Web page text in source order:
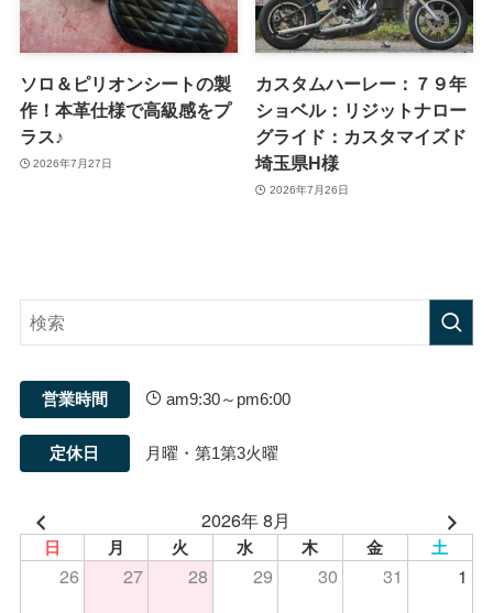
ソロ＆ピリオンシートの製
作！本革仕様で高級感をプ
ラス♪
2026年7月27日
カスタムハーレー：７９年
ショベル：リジットナロー
グライド：カスタマイズド
埼玉県H様
2026年7月26日
営業時間 am9:30～pm6:00
定休日 月曜・第1第3火曜
2026年 8月
日 月 火 水 木 金 土
26 27 28 29 30 31
1